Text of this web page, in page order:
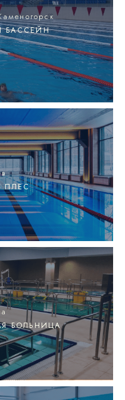
БАССЕЙН
ПЛЕС
БОЛЬНИЦА